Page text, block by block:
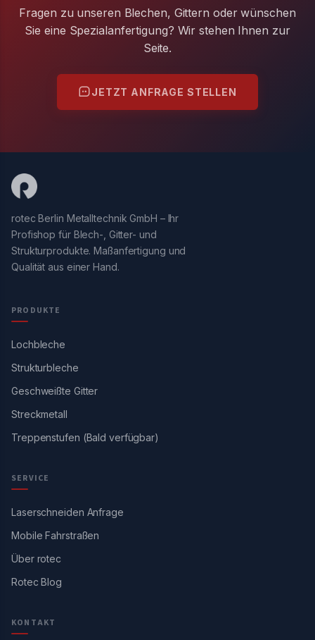
Fragen zu unseren Blechen, Gittern oder wünschen
Sie eine Spezialanfertigung? Wir stehen Ihnen zur
Seite.
JETZT ANFRAGE STELLEN
rotec Berlin Metalltechnik GmbH – Ihr
Profishop für Blech-, Gitter- und
Strukturprodukte. Maßanfertigung und
Qualität aus einer Hand.
PRODUKTE
Lochbleche
Strukturbleche
Geschweißte Gitter
Streckmetall
Treppenstufen (Bald verfügbar)
SERVICE
Laserschneiden Anfrage
Mobile Fahrstraßen
Über rotec
Rotec Blog
KONTAKT